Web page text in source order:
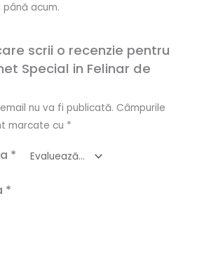
până acum.
scrii o recenzie pentru
Special in Felinar de
nu va fi publicată. Câmpurile
marcate cu *
*
*